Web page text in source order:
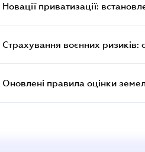
Новації приватизації:
Страхування воєнних
Оновлені правила оцінки